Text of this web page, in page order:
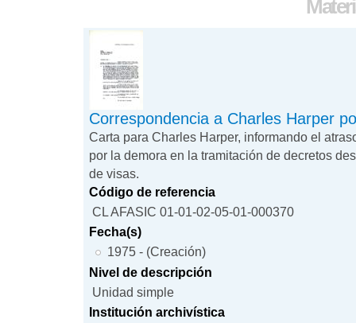
Correspondencia a Charles Harper
Carta para Charles Harper, informando el
por la demora en la tramitación de decretos
de visas.
Código de referencia
CL AFASIC 01-01-02-05-01-000370
Fecha(s)
1975 - (Creación)
Nivel de descripción
Unidad simple
Institución archivística